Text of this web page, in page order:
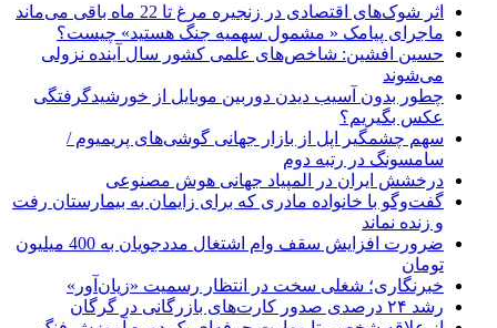
اثر شوک‌های اقتصادی در زنجیره مرغ تا 22 ماه باقی می‌ماند
ماجرای پیامک « مشمول سهمیه جنگ هستید» چیست؟
حسین افشین: شاخص‌های علمی کشور سال آینده نزولی
می‌شوند
چطور بدون آسیب دیدن دوربین موبایل از خورشیدگرفتگی
عکس بگیریم؟
سهم چشمگیر اپل از بازار جهانی گوشی‌های پریمیوم /
سامسونگ در رتبه دوم
درخشش ایران در المپیاد جهانی هوش مصنوعی
گفت‌وگو با خانواده مادری که برای زایمان به بیمارستان رفت
و زنده نماند
ضرورت افزایش سقف وام اشتغال مددجویان به 400 میلیون
تومان
خبرنگاری؛ شغلی سخت در انتظار رسمیت «زیان‌آور»
رشد ۲۴ درصدی صدور کارت‌های بازرگانی در گرگان